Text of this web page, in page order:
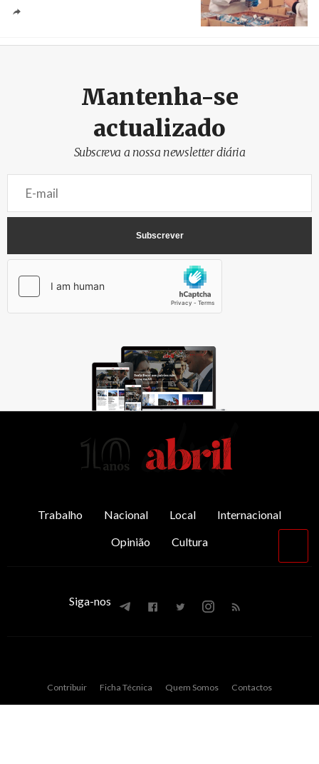
Mantenha-se
actualizado
Subscreva a nossa newsletter diária
Trabalho Nacional Local
Internacional
Opinião
Cultura
Siga-nos
Contribuir Ficha Técnica Quem Somos Contactos